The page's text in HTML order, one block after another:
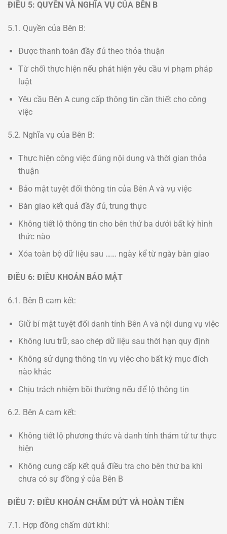
ĐIỀU 5: QUYỀN VÀ NGHĨA VỤ CỦA BÊN B
5.1. Quyền của Bên B:
Được thanh toán đầy đủ theo thỏa thuận
Từ chối thực hiện nếu phát hiện yêu cầu vi phạm pháp
luật
Yêu cầu Bên A cung cấp thông tin cần thiết cho công
việc
5.2. Nghĩa vụ của Bên B:
Thực hiện công việc đúng nội dung và thời gian thỏa
thuận
Bảo mật tuyệt đối thông tin của Bên A và vụ việc
Bàn giao kết quả đầy đủ, trung thực
Không tiết lộ thông tin cho bên thứ ba dưới bất kỳ hình
thức nào
Xóa toàn bộ dữ liệu sau …… ngày kể từ ngày bàn giao
ĐIỀU 6: ĐIỀU KHOẢN BẢO MẬT
6.1. Bên B cam kết:
Giữ bí mật tuyệt đối danh tính Bên A và nội dung vụ việc
Không lưu trữ, sao chép dữ liệu sau thời hạn quy định
Không sử dụng thông tin vụ việc cho bất kỳ mục đích
nào khác
Chịu trách nhiệm bồi thường nếu để lộ thông tin
6.2. Bên A cam kết:
Không tiết lộ phương thức và danh tính thám tử tư thực
hiện
Không cung cấp kết quả điều tra cho bên thứ ba khi
chưa có sự đồng ý của Bên B
ĐIỀU 7: ĐIỀU KHOẢN CHẤM DỨT VÀ HOÀN TIỀN
7.1. Hợp đồng chấm dứt khi: